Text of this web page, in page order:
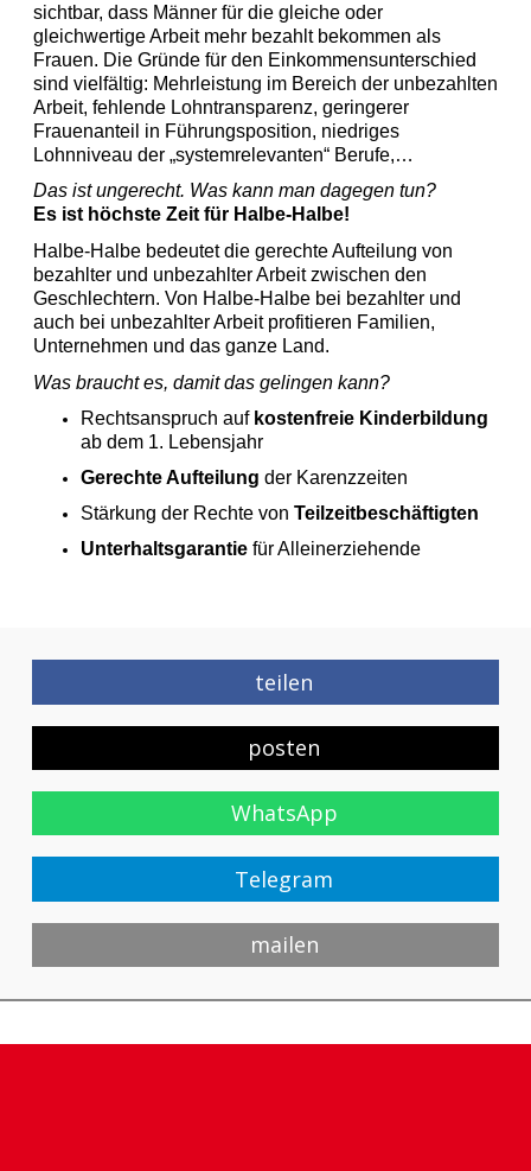
sichtbar, dass Männer für die gleiche oder
gleichwertige Arbeit mehr bezahlt bekommen als
Frauen. Die Gründe für den Einkommensunterschied
sind vielfältig: Mehrleistung im Bereich der unbezahlten
Arbeit, fehlende Lohntransparenz, geringerer
Frauenanteil in Führungsposition, niedriges
Lohnniveau der „systemrelevanten“ Berufe,…
Das ist ungerecht. Was kann man dagegen tun?
Es ist höchste Zeit für Halbe-Halbe!
Halbe-Halbe bedeutet die gerechte Aufteilung von
bezahlter und unbezahlter Arbeit zwischen den
Geschlechtern. Von Halbe-Halbe bei bezahlter und
auch bei unbezahlter Arbeit profitieren Familien,
Unternehmen und das ganze Land.
Was braucht es, damit das gelingen kann?
Rechtsanspruch auf kostenfreie Kinderbildung
ab dem 1. Lebensjahr
Gerechte Aufteilung der Karenzzeiten
Stärkung der Rechte von Teilzeitbeschäftigten
Unterhaltsgarantie für Alleinerziehende
teilen
posten
WhatsApp
Telegram
mailen